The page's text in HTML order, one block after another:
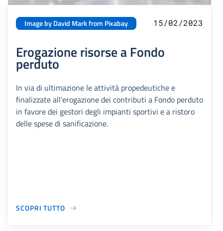
Image by David Mark from Pixabay 15/02/2023
Erogazione risorse a Fondo
perduto
In via di ultimazione le attività propedeutiche e
finalizzate all’erogazione dei contributi a Fondo perduto
in favore dei gestori degli impianti sportivi e a ristoro
delle spese di sanificazione.
SCOPRI TUTTO